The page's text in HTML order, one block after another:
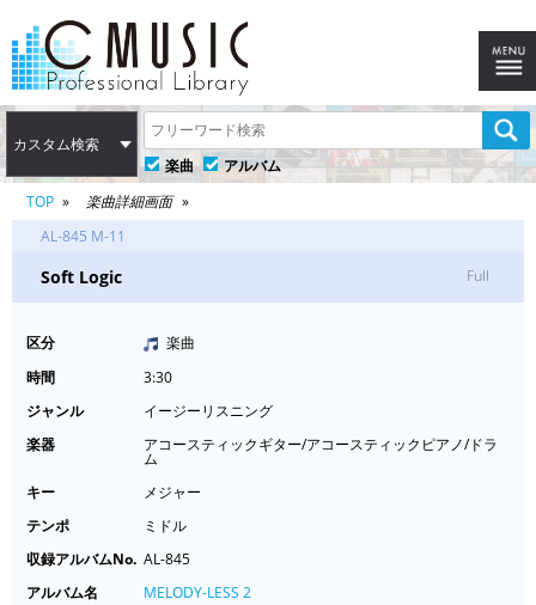
カスタム検索
楽曲
アルバム
TOP
楽曲詳細画面
AL-845 M-11
Soft Logic Full
区分
楽曲
時間
3:30
ジャンル
イージーリスニング
楽器
アコースティックギター/アコースティックピアノ/ドラ
ム
キー
メジャー
テンポ
ミドル
収録アルバムNo. AL-845
アルバム名
MELODY-LESS 2